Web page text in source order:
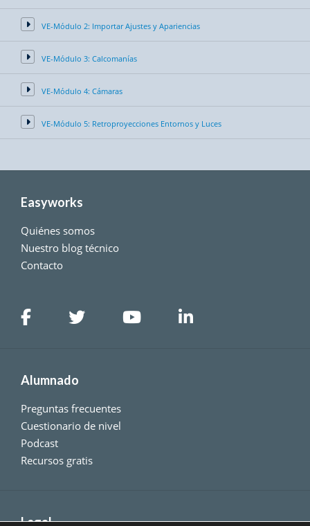
VE-Módulo 2: Importar Ajustes y Apariencias
VE-Módulo 3: Calcomanías
VE-Módulo 4: Cámaras
VE-Módulo 5: Retroproyecciones Entornos y Luces
Easyworks
Quiénes somos
Nuestro blog técnico
Contacto
Alumnado
Preguntas frecuentes
Cuestionario de nivel
Podcast
Recursos gratis
Legal